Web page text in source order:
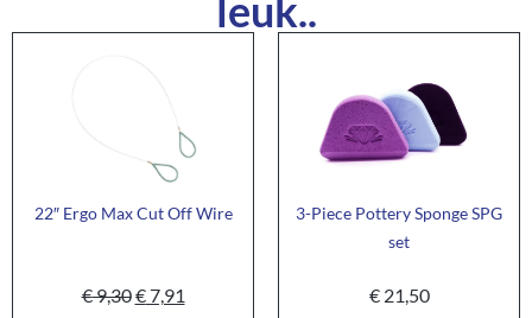
leuk..
22″ Ergo Max Cut Off Wire
€9,30€7,91
3-Piece Pottery Sponge SPG
set
€21,50